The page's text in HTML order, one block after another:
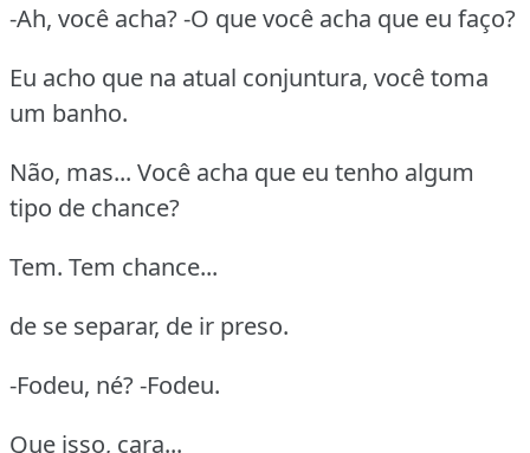
-Ah, você acha? -O que você acha que eu faço?
Eu acho que na atual conjuntura, você toma
um banho.
Não, mas... Você acha que eu tenho algum
tipo de chance?
Tem. Tem chance...
de se separar, de ir preso.
-Fodeu, né? -Fodeu.
Que isso, cara...